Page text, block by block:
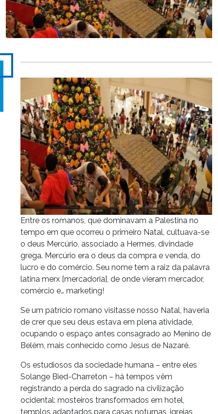
Entre os romanos, que dominavam a Palestina no
tempo em que ocorreu o primeiro Natal, cultuava-se
o deus Mercúrio, associado a Hermes, divindade
grega. Mercúrio era o deus da compra e venda, do
lucro e do comércio. Seu nome tem a raiz da palavra
latina merx [mercadoria], de onde vieram mercador,
comércio e… marketing!
Se um patrício romano visitasse nosso Natal, haveria
de crer que seu deus estava em plena atividade,
ocupando o espaço antes consagrado ao Menino de
Belém, mais conhecido como Jesus de Nazaré.
Os estudiosos da sociedade humana – entre eles
Solange Bied-Charreton – há tempos vêm
registrando a perda do sagrado na civilização
ocidental: mosteiros transformados em hotel,
templos adaptados para casas noturnas, igrejas